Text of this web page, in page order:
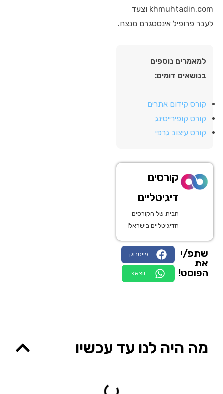
khmuhtadin.com וצעד
לעבר פרופיל אינסטגרם מנצח.
למאמרים נוספים
בנושאים דומים:
קורס קידום אתרים
קורס קופירייטינג
קורס עיצוב גרפי
קורסים
דיגיטליים
הבית של הקורסים
הדיגיטליים בישראל!
שתפ/י
את
הפוסט!
פייסבוק
ווצאפ
מה היה לנו עד עכשיו